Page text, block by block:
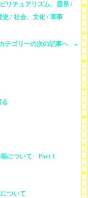
リチュアリズム、霊界 /
史 / 社会、文化/ 軍事
テゴリーの次の記事へ »
福について Part 1
ついて